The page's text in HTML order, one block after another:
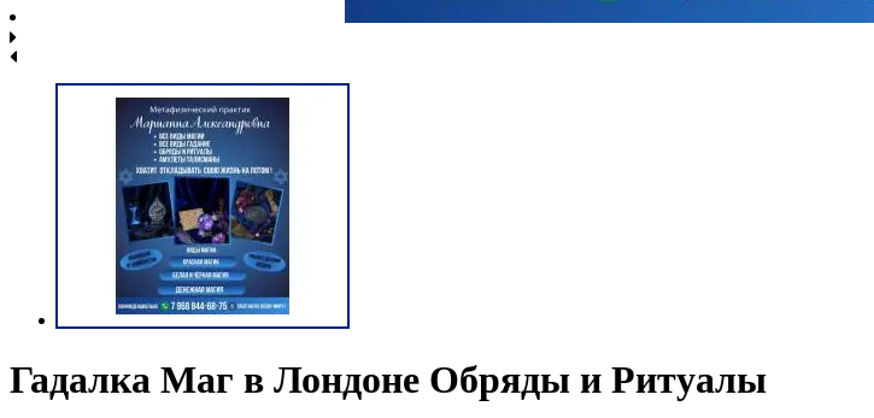
Гадалка Маг в Лондоне Обряды и Ритуалы